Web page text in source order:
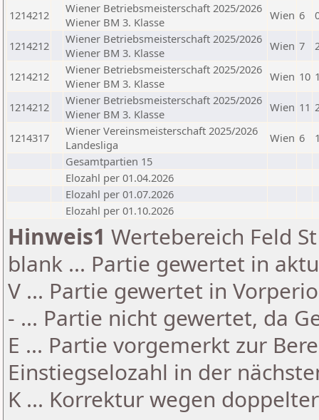
1214212
Wiener Betriebsmeisterschaft 2025/2026
Wiener BM 3. Klasse
Wien 6
1214212
Wiener Betriebsmeisterschaft 2025/2026
Wiener BM 3. Klasse
Wien 7
1214212
Wiener Betriebsmeisterschaft 2025/2026
Wiener BM 3. Klasse
Wien 10
1214212
Wiener Betriebsmeisterschaft 2025/2026
Wiener BM 3. Klasse
Wien 11
1214317
Wiener Vereinsmeisterschaft 2025/2026
Landesliga
Wien 6
Gesamtpartien 15
Elozahl per 01.04.2026
Elozahl per 01.07.2026
Elozahl per 01.10.2026
Hinweis1 Wertebereich Feld
blank ... Partie gewertet in
V ... Partie gewertet in
- ... Partie nicht gewertet, da
E ... Partie vorgemerkt zur
Einstiegselozahl in der
K ... Korrektur wegen